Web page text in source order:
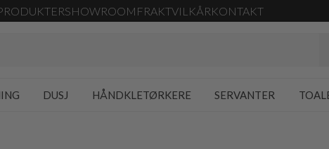
SHOWROOM FRAKTVILKÅRKONTAKT
DUSJ HÅNDKLETØRKERE SERVANTER